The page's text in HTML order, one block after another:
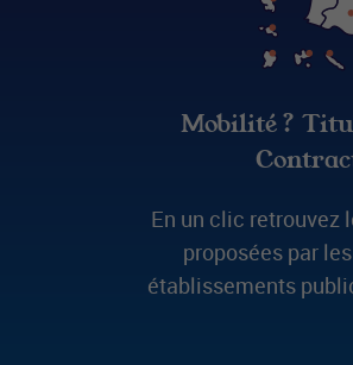
Mobilité ?
En un clic retrouvez
proposées par
établissements